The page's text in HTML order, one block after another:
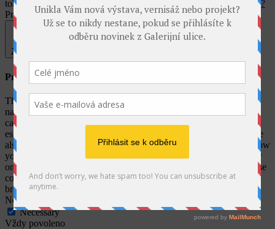
tohoto webu s tím vyjadřujete souhlas.
Souhlasím
Co jsou cookies?
Privacy & Cookies Policy
Zavřít
Privacy Overview
This website uses cookies to improve your experience while you
navigate through the website. Out of these, the cookies that are
categorized as necessary are stored on your browser as they are
essential for the working of basic functionalities of the website. We
also use third-party cookies that help us analyze and understand how
you use this website. These cookies will be stored in your browser
only with your consent. You also have the option to opt-out of these
cookies. But opting out of some of these cookies may affect your
browsing experience.
Necessary
Necessary
Vždy povoleno